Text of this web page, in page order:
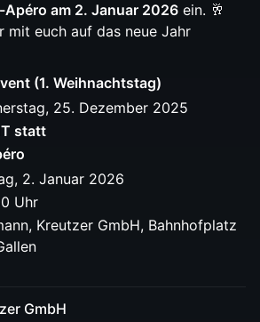
Apéro am 2. Januar 2026 ein. 🥂
mit euch auf das neue Jahr
(1. Weihnachtstag)
25. Dezember 2025
statt
2. Januar 2026
Uhr
Kreutzer GmbH, Bahnhofplatz
GmbH